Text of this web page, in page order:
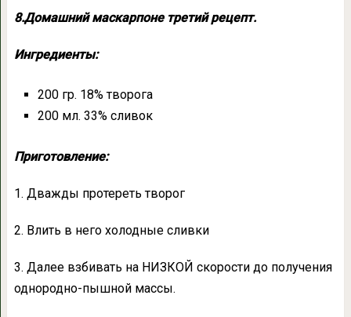
8.Домашний маскарпоне третий рецепт.
Ингредиенты:
200 гр. 18% творога
200 мл. 33% сливок
Приготовление:
1. Дважды протереть творог
2. Влить в него холодные сливки
3. Далее взбивать на НИЗКОЙ скорости до получения
однородно-пышной массы.